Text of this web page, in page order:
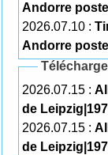
Andorre
2026.07.10 :
Andorre
2026.07.15 :
de
2026.07.15 :
de